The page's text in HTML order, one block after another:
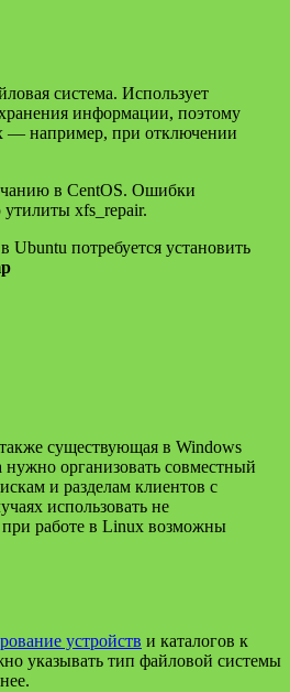
система. Использует
информации, поэтому
— например, при отключении
в CentOS. Ошибки
xfs_repair.
Ubuntu потребуется установить
существующая в Windows
нужно организовать совместный
и разделам клиентов с
использовать не
при работе в Linux возможны
устройств и каталогов к
указывать тип файловой системы